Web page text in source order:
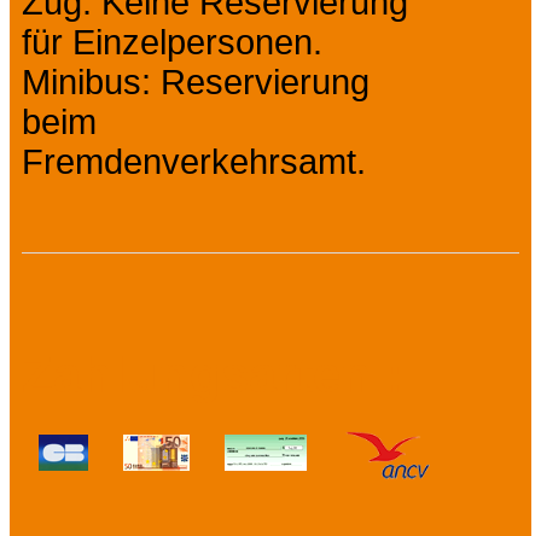
für Einzelpersonen.
Minibus: Reservierung
beim
Fremdenverkehrsamt.